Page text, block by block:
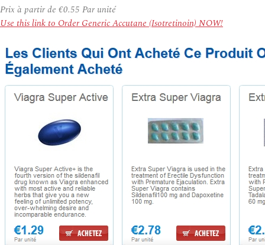
Prix à partir de €0.55 Par unité
Use this link to Order Generic Accutane (Isotretinoin) NOW!